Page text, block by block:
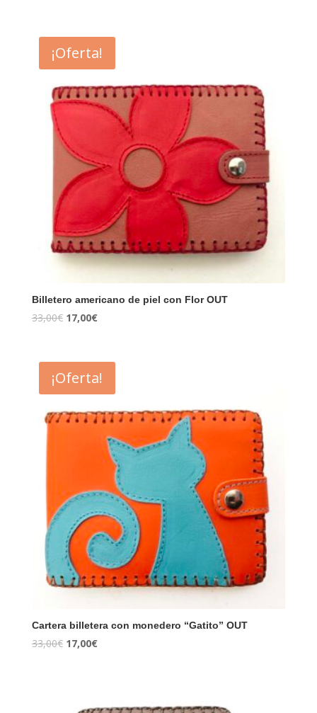
¡Oferta!
Billetero americano de piel con Flor OUT
33,00€ 17,00€
¡Oferta!
Cartera billetera con monedero “Gatito” OUT
33,00€ 17,00€